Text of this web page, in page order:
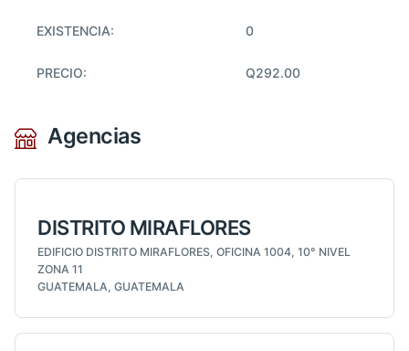
EXISTENCIA: 0
PRECIO: Q292.00
Agencias
DISTRITO MIRAFLORES
EDIFICIO DISTRITO MIRAFLORES, OFICINA 1004, 10° NIVEL
ZONA 11
GUATEMALA, GUATEMALA